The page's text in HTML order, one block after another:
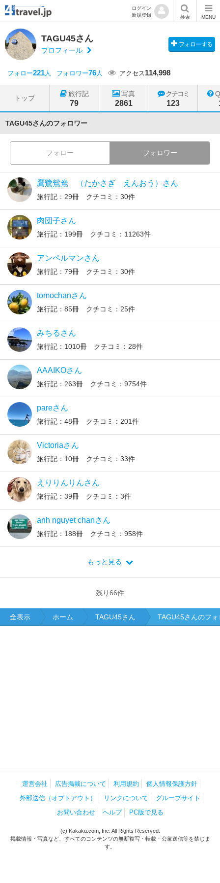
ログイン
新規登録
検索 MENU
TAGU45さん
プロフィール
フォローする
フォロー221人 フォロワー76人 アクセス114,998
トップ
旅行記
79
写真
2861
クチコミ
123
TAGU45さんのフォロワー
フォロー フォロワー
鷹鷺鴛鴦 （たかさぎ えんおう）さん
旅行記：29冊 クチコミ：30件
肉団子さん
旅行記：199冊 クチコミ：11263件
アンペルマンさん
旅行記：79冊 クチコミ：30件
tomochanさん
旅行記：85冊 クチコミ：25件
みちるさん
旅行記：1010冊 クチコミ：28件
AAAIKOさん
旅行記：263冊 クチコミ：9754件
pareさん
旅行記：48冊 クチコミ：201件
Victoriaさん
旅行記：10冊 クチコミ：33件
えりりんりんさん
旅行記：39冊 クチコミ：3件
anh nguyet chanさん
旅行記：188冊 クチコミ：958件
もっと見る
残り66件
全表示 ホーム TAGU45さん TAGU45さんのフ
運営会社 広告掲載について 利用規約
個人情報保護方針
外部送信（オプトアウト）
リンクについて
グループサイト
お問い合わせ
ヘルプ PC版で見る
(c) Kakaku.com, Inc. All Rights Reserved.
掲載情報・写真など、すべてのコンテンツの無断複写・転載・公衆送信等を禁じま
す。